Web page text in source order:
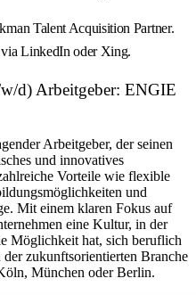
Talent Acquisition Partner.
LinkedIn oder Xing.
d) Arbeitgeber: ENGIE
Arbeitgeber, der seinen
und innovatives
Vorteile wie flexible
und
Mit einem klaren Fokus auf
eine Kultur, in der
Möglichkeit hat, sich beruflich
zukunftsorientierten Branche
München oder Berlin.